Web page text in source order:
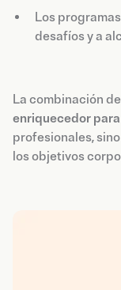
Los
desafíos y a
La combinación
enriquecedor
profesionales,
los objetivos